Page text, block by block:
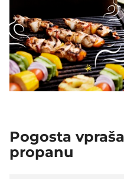
Pogosta
propanu